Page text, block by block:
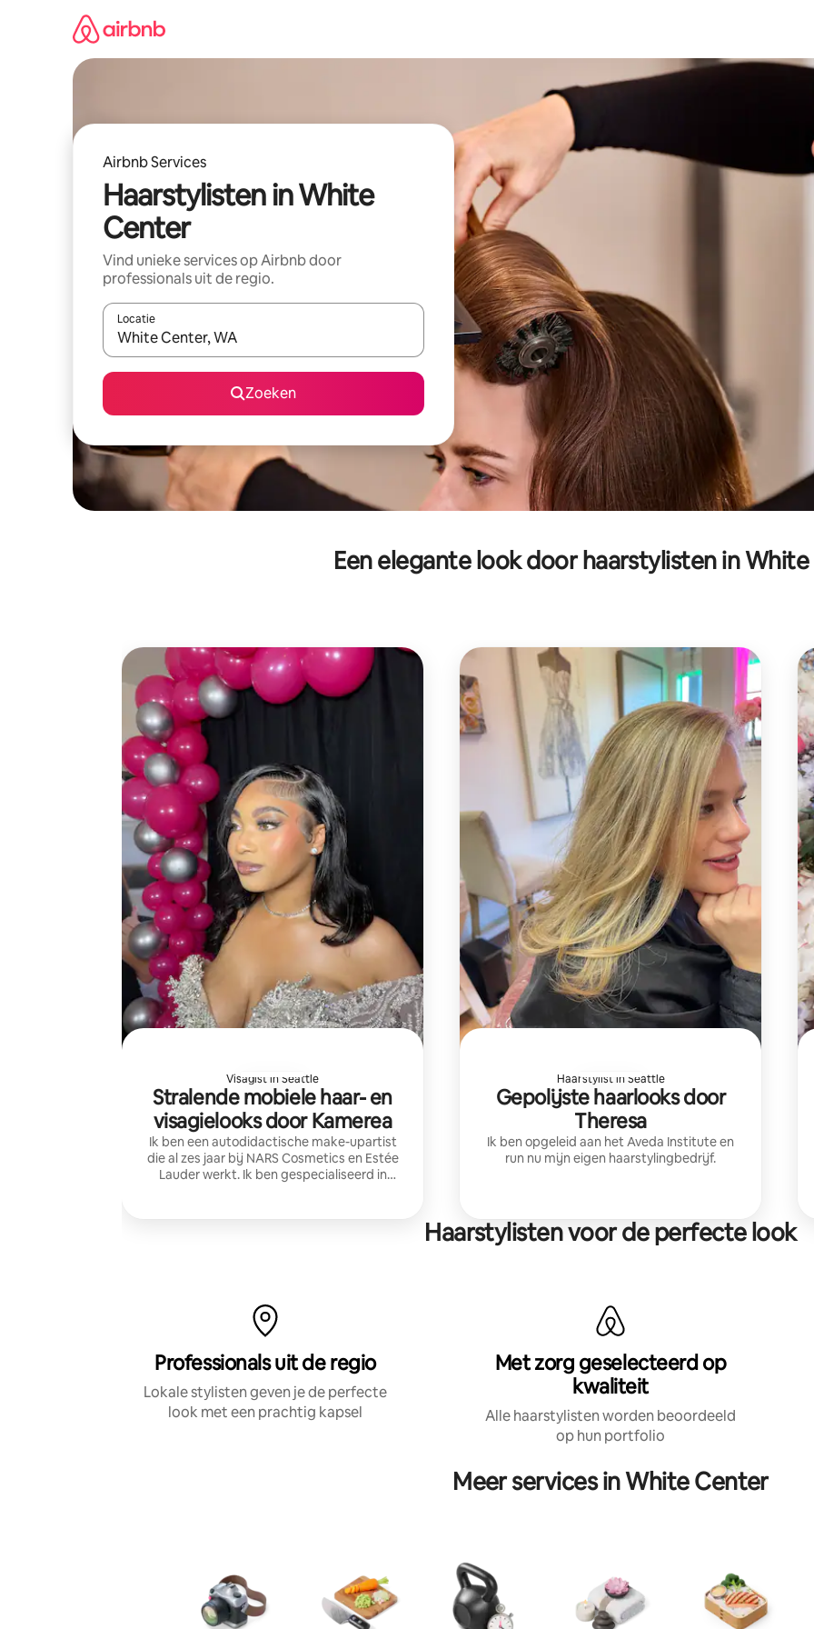
Airbnb Services
Haarstylisten in White
Center
Vind unieke services op Airbnb door
professionals uit de regio.
Locatie
Wanneer er suggesties beschikbaar zijn, maak je een keuze met je de pijltjestoetsen omhoog en omlaag, óf door te
Zoeken
Een elegante look door haarstylisten in
Visagist in Seattle
Stralende mobiele haar- en
visagielooks door Kamerea
Ik ben een autodidactische make-upartist
die al zes jaar bij NARS Cosmetics en Estée
Lauder werkt. Ik ben gespecialiseerd in
kom naar jou toe!
Haarstylist in Seattle
Gepolijste haarlooks door
Theresa
Ik ben opgeleid aan het Aveda Institute en
run nu mijn eigen haarstylingbedrijf.
Haarstylisten voor de perfecte look
Professionals uit de regio
Lokale stylisten geven je de perfecte
look met een prachtig kapsel
Met zorg geselecteerd op
kwaliteit
Alle haarstylisten worden beoordeeld
op hun portfolio
Meer services in White Center